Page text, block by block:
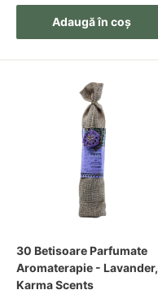
Adaugă în coș
30 Betisoare Parfumate
Aromaterapie - Lavander,
Karma Scents